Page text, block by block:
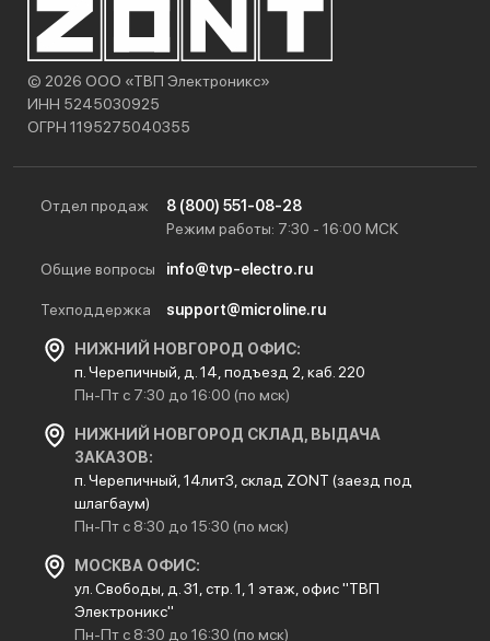
© 2026 ООО «ТВП Электроникс»
ИНН 5245030925
ОГРН 1195275040355
Отдел продаж
8 (800) 551-08-28
Режим работы: 7:30 - 16:00 МСК
Общие вопросы info@tvp-electro.ru
Техподдержка support@microline.ru
НИЖНИЙ НОВГОРОД ОФИС:
п. Черепичный, д. 14, подъезд 2, каб. 220
Пн-Пт с 7:30 до 16:00 (по мск)
НИЖНИЙ НОВГОРОД СКЛАД, ВЫДАЧА
ЗАКАЗОВ:
п. Черепичный, 14лит3, склад ZONT (заезд под
шлагбаум)
Пн-Пт с 8:30 до 15:30 (по мск)
МОСКВА ОФИС:
ул. Свободы, д. 31, стр. 1, 1 этаж, офис "ТВП
Электроникс"
Пн-Пт с 8:30 до 16:30 (по мск)